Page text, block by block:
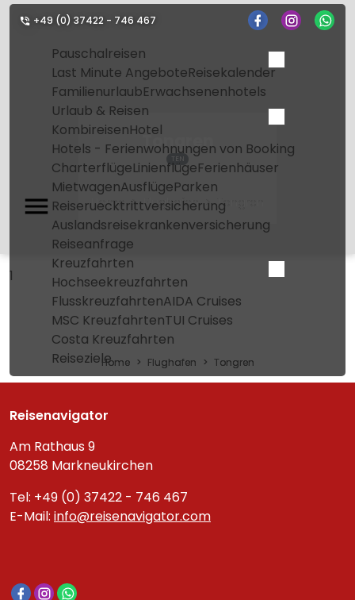
+49 (0) 37422 - 746 467
Pauschalreisen
Last Minute AngeboteReisekalender
FamilienurlaubErwachsenenhotels
Urlaub & Reisen
KombireisenHotel
Hotels - Ferienwohnungen von Booking
CharterflügeLinienflügeFerienhäuser
MietwagenAusflügeParken
Reiseruecktrittversicherung
Auslandsreisekrankenversicherung
Reiseanfrage
Kreuzfahrten
Hochseekreuzfahrten
FlusskreuzfahrtenAIDA Cruises
MSC KreuzfahrtenTUI Cruises
Costa Kreuzfahrten
Reiseziele
Tongren
TEN
Home Flughafen Tongren
1
Home Flughafen Tongren
Reisenavigator
Am Rathaus 9
08258 Markneukirchen
Tel: +49 (0) 37422 - 746 467
E-Mail: info@reisenavigator.com